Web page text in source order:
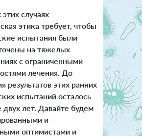
случаях
этика требует, чтобы
испытания были
на тяжелых
с ограниченными
лечения. До
результатов этих ранних
испытаний осталось
двух лет. Давайте будем
и
оптимистами и